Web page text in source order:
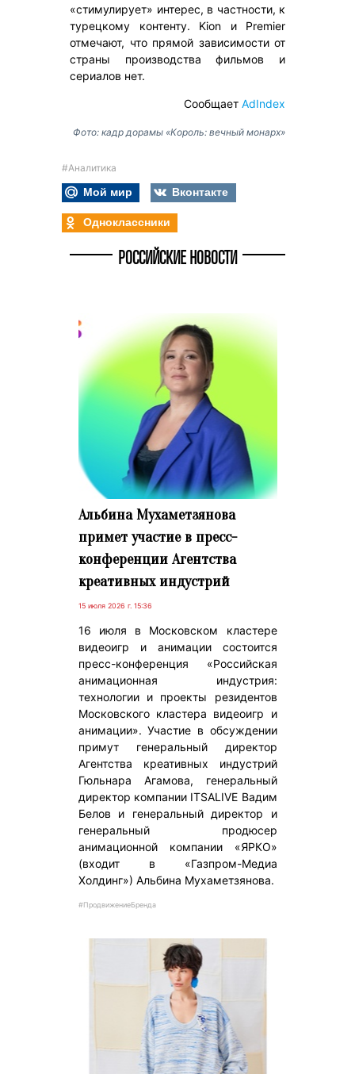
«стимулирует» интерес, в частности, к
турецкому контенту. Kion и Premier
отмечают, что прямой зависимости от
страны производства фильмов и
сериалов нет.
Сообщает AdIndex
Фото: кадр дорамы «Король: вечный монарх»
#Аналитика
Мой мир
Вконтакте
Одноклассники
РОССИЙСКИЕ НОВОСТИ
Альбина Мухаметзянова
примет участие в пресс-
конференции Агентства
креативных индустрий
15 июля 2026 г. 15:36
16 июля в Московском кластере
видеоигр и анимации состоится
пресс-конференция «Российская
анимационная индустрия:
технологии и проекты резидентов
Московского кластера видеоигр и
анимации». Участие в обсуждении
примут генеральный директор
Агентства креативных индустрий
Гюльнара Агамова, генеральный
директор компании ITSALIVE Вадим
Белов и генеральный директор и
генеральный продюсер
анимационной компании «ЯРКО»
(входит в «Газпром-Медиа
Холдинг») Альбина Мухаметзянова.
#ПродвижениеБренда